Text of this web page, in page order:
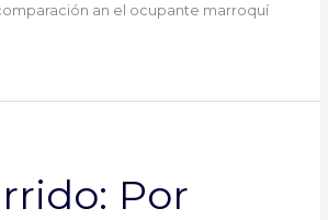
an el ocupante marroquí
Por